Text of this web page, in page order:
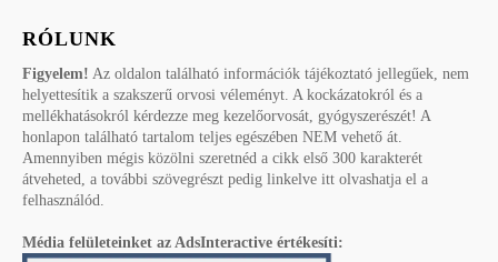
RÓLUNK
Figyelem! Az oldalon található információk tájékoztató jellegűek, nem
helyettesítik a szakszerű orvosi véleményt. A kockázatokról és a
mellékhatásokról kérdezze meg kezelőorvosát, gyógyszerészét! A
honlapon található tartalom teljes egészében NEM vehető át.
Amennyiben mégis közölni szeretnéd a cikk első 300 karakterét
átveheted, a további szövegrészt pedig linkelve itt olvashatja el a
felhasználód.
Média felületeinket az AdsInteractive értékesíti: